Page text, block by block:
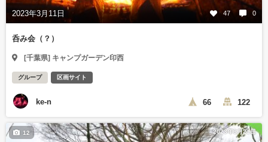
2023年3月11日 47 0
呑み会（？）
[千葉県] キャンプガーデン印西
グループ 区画サイト
ke-n 66 122
2023年3月21日
12